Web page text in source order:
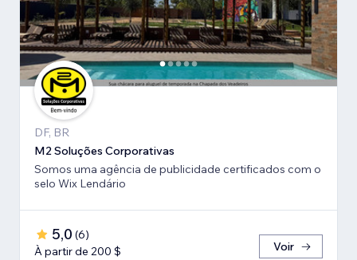
DF, BR
M2 Soluções Corporativas
Somos uma agência de publicidade certificados com o
selo Wix Lendário
5,0 (6)
À partir de 200 $
Voir